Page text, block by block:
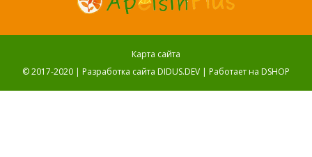
Карта сайта
© 2017-2020 | Разработка сайта DIDUS.DEV | Работает на DSHOP